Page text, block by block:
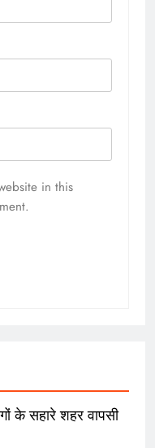
in this
के सहारे शहर वापसी